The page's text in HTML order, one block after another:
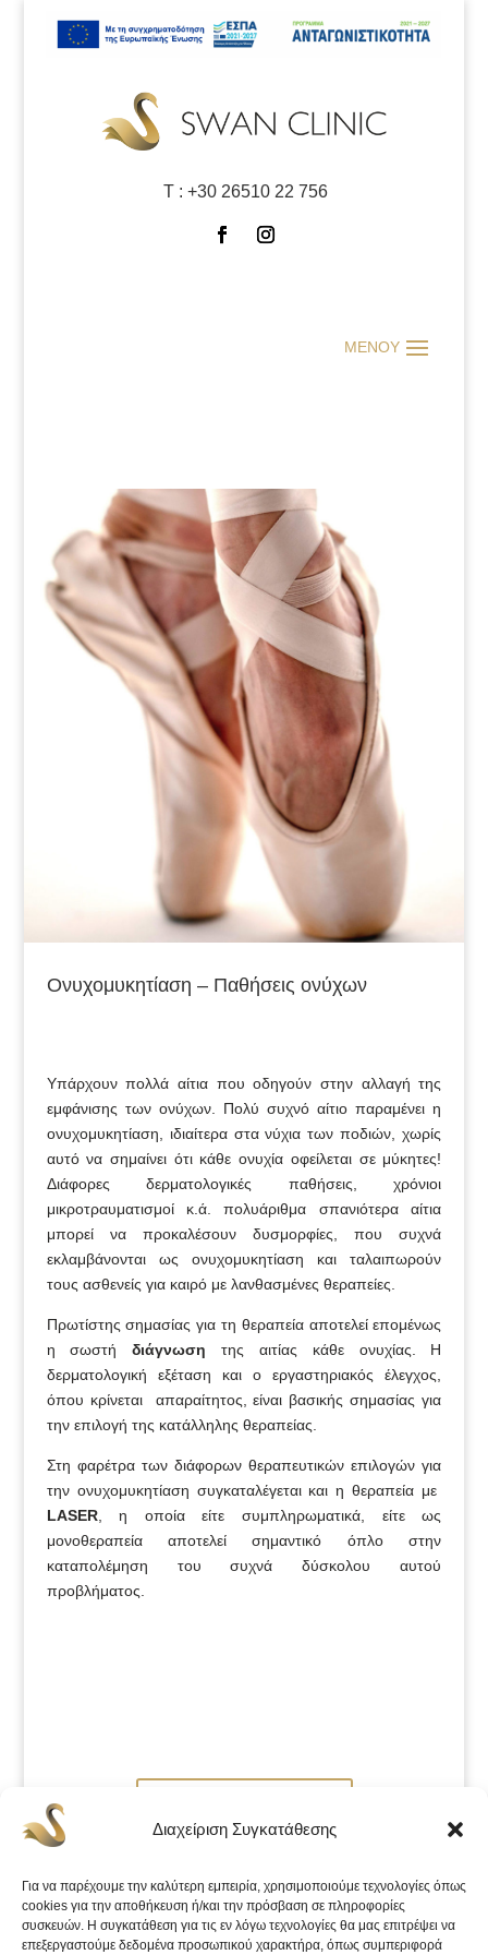
Διαχείριση Συγκατάθεσης
Για να παρέχουμε την καλύτερη εμπειρία, χρησιμοποιούμε τεχνολογίες όπως
cookies για την αποθήκευση ή/και την πρόσβαση σε πληροφορίες
συσκευών. Η συγκατάθεση για τις εν λόγω τεχνολογίες θα μας επιτρέψει να
επεξεργαστούμε δεδομένα προσωπικού χαρακτήρα, όπως συμπεριφορά
Τ :+30 26510 22 756
Ονυχομυκητίαση – Παθήσεις ονύχων
Υπάρχουν πολλά αίτια που οδηγούν στην αλλαγή της
εμφάνισης των ονύχων. Πολύ συχνό αίτιο παραμένει η
ονυχομυκητίαση, ιδιαίτερα στα νύχια των ποδιών, χωρίς
αυτό να σημαίνει ότι κάθε ονυχία οφείλεται σε μύκητες!
Διάφορες δερματολογικές παθήσεις, χρόνιοι
μικροτραυματισμοί κ.ά. πολυάριθμα σπανιότερα αίτια
μπορεί να προκαλέσουν δυσμορφίες, που συχνά
εκλαμβάνονται ως ονυχομυκητίαση και ταλαιπωρούν
τους ασθενείς για καιρό με λανθασμένες θεραπείες.
Πρωτίστης σημασίας για τη θεραπεία αποτελεί επομένως
η σωστήδιάγνωση της αιτίας κάθε ονυχίας. Η
δερματολογική εξέταση και ο εργαστηριακός έλεγχος,
όπου κρίνεται απαραίτητος, είναι βασικής σημασίας για
την επιλογή της κατάλληλης θεραπείας.
Στη φαρέτρα των διάφορων θεραπευτικών επιλογών για
την ονυχομυκητίαση συγκαταλέγεται και η θεραπεία με
LASER, η οποία είτε συμπληρωματικά, είτε ως
μονοθεραπεία αποτελεί σημαντικό όπλο στην
καταπολέμηση του συχνά δύσκολου αυτού
προβλήματος.